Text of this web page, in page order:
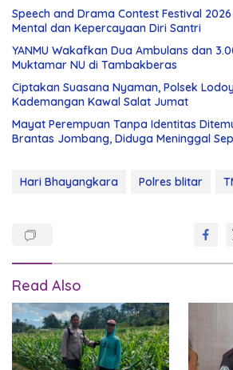
Speech and Drama Contest Festival
Mental dan Kepercayaan Diri Santri
YANMU Wakafkan Dua Ambulans dan
Muktamar NU di Tambakberas
Ciptakan Suasana Nyaman, Polsek
Kademangan Kawal Salat Jumat
Mayat Perempuan Tanpa Identitas
Brantas Jombang, Diduga Meninggal
Hari Bhayangkara Polres blitar
Read Also